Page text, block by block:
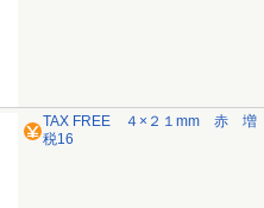
TAX FREE ４×２１mm 赤 増
税16